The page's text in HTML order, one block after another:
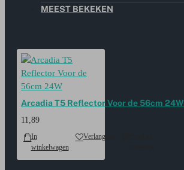
MEEST BEKEKEN
Arcadia T5 Reflector Voor de 56cm 24W
11,89
In
winkelwagen
Verlanglijst